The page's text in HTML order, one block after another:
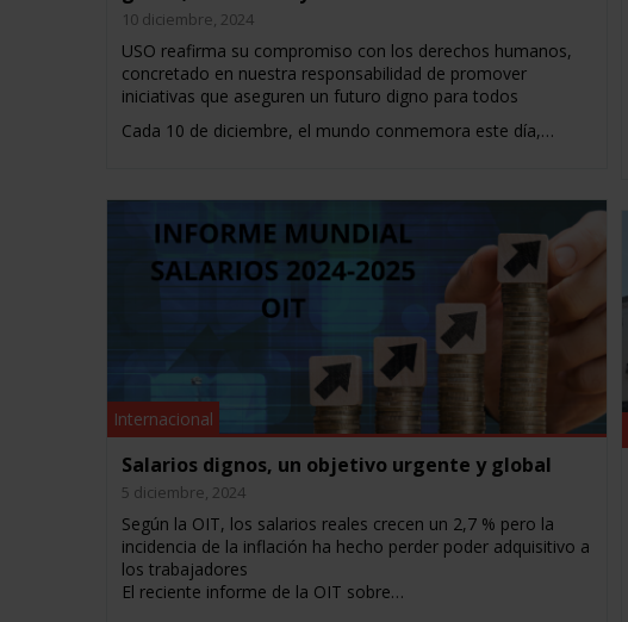
10 diciembre, 2024
USO reafirma su compromiso con los derechos humanos,
concretado en nuestra responsabilidad de promover
iniciativas que aseguren un futuro digno para todos
Cada 10 de diciembre, el mundo conmemora este día,…
Internacional
Salarios dignos, un objetivo urgente y global
5 diciembre, 2024
Según la OIT, los salarios reales crecen un 2,7 % pero la
incidencia de la inflación ha hecho perder poder adquisitivo a
los trabajadores
El reciente informe de la OIT sobre…